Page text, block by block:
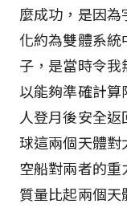
麼成功，是因
化約為雙體系
子，是當時令
以能夠準確計
人登月後安全
球這兩個天體
空船對兩者的
質量比起兩個